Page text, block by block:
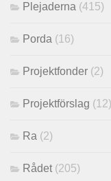
Plejaderna (415)
Porda (16)
Projektfonder (2)
Projektförslag (12)
Ra (2)
Rådet (205)